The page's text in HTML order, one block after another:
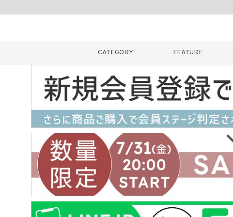
CATEGORY FEATURE
キーワード
販売タイプ
新着